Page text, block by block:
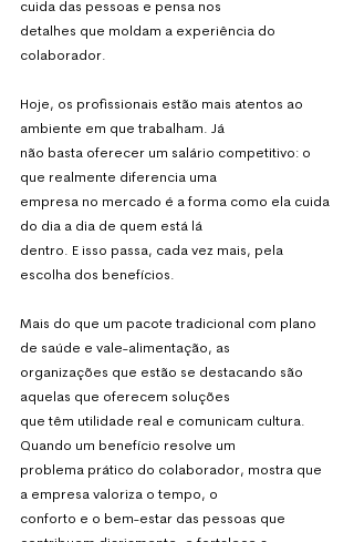
cuida das pessoas e pensa nos
detalhes que moldam a experiência do
colaborador.
Hoje, os profissionais estão mais atentos ao
ambiente em que trabalham. Já
não basta oferecer um salário competitivo: o
que realmente diferencia uma
empresa no mercado é a forma como ela cuida
do dia a dia de quem está lá
dentro. E isso passa, cada vez mais, pela
escolha dos benefícios.
Mais do que um pacote tradicional com plano
de saúde e vale-alimentação, as
organizações que estão se destacando são
aquelas que oferecem soluções
que têm utilidade real e comunicam cultura.
Quando um benefício resolve um
problema prático do colaborador, mostra que
a empresa valoriza o tempo, o
conforto e o bem-estar das pessoas que